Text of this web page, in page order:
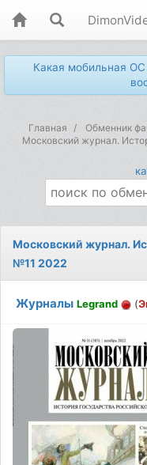
Какая мобильная
Главная Обменник
Московский журнал.
Московский журнал.
№11 2022
Журналы Legrand (